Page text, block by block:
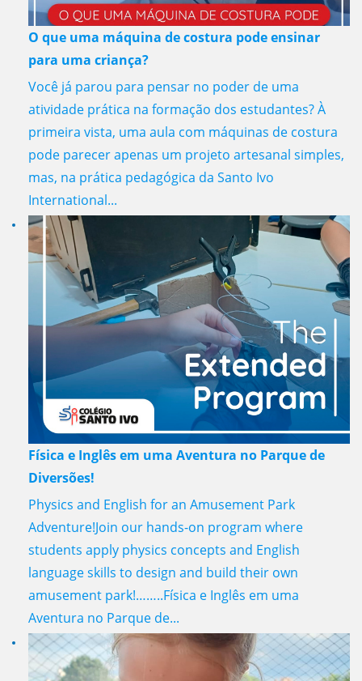
O que uma máquina de costura pode ensinar
para uma criança?
Você já parou para pensar no poder de uma
atividade prática na formação dos estudantes? À
primeira vista, uma aula com máquinas de costura
pode parecer apenas um projeto artesanal simples,
mas, na prática pedagógica da Santo Ivo
International...
Física e Inglês em uma Aventura no Parque de
Diversões!
Physics and English for an Amusement Park
Adventure!Join our hands-on program where
students apply physics concepts and English
language skills to design and build their own
amusement park!……..Física e Inglês em uma
Aventura no Parque de...